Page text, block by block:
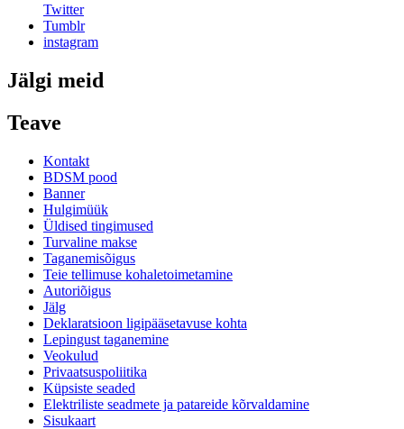
Twitter
Tumblr
instagram
Jälgi meid
Teave
Kontakt
BDSM pood
Banner
Hulgimüük
Üldised tingimused
Turvaline makse
Taganemisõigus
Teie tellimuse kohaletoimetamine
Autoriõigus
Jälg
Deklaratsioon ligipääsetavuse kohta
Lepingust taganemine
Veokulud
Privaatsuspoliitika
Küpsiste seaded
Elektriliste seadmete ja patareide kõrvaldamine
Sisukaart